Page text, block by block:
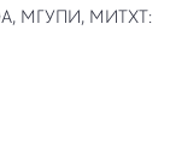
МГУПИ, МИТХТ: